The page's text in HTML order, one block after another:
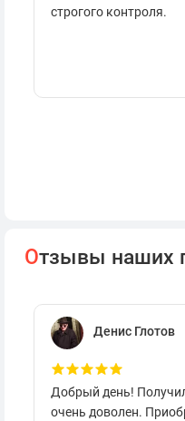
строгого контроля.
Отзывы наших
Денис Глотов
Добрый день!
очень доволен.